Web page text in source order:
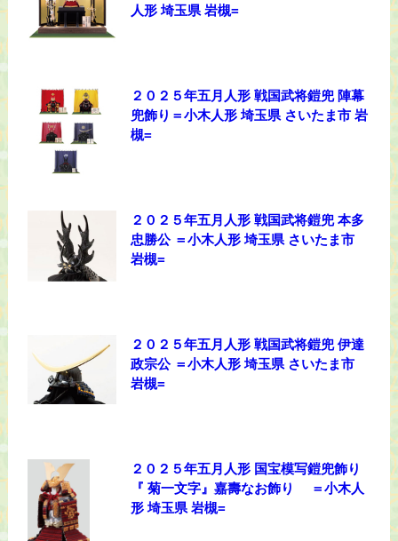
人形 埼玉県 岩槻=
２０２５年五月人形 戦国武将鎧兜 陣幕
兜飾り＝小木人形 埼玉県 さいたま市 岩
槻=
２０２５年五月人形 戦国武将鎧兜 本多
忠勝公 ＝小木人形 埼玉県 さいたま市
岩槻=
２０２５年五月人形 戦国武将鎧兜 伊達
政宗公 ＝小木人形 埼玉県 さいたま市
岩槻=
２０２５年五月人形 国宝模写鎧兜飾り
『 菊一文字』嘉壽なお飾り ＝小木人
形 埼玉県 岩槻=